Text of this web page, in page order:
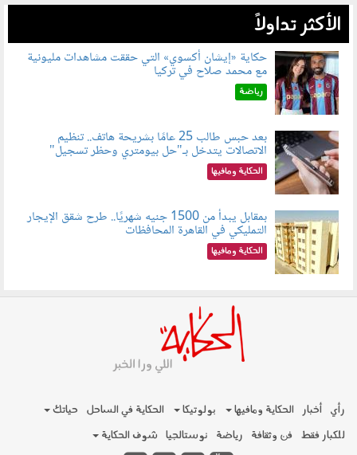
الأكثر تداولاً
080802.jpg
حكاية «إيشان أكسوي» التي حققت مشاهدات مليونية
مع محمد صلاح في تركيا
رياضة
080803.jpg
بعد حبس طالب 25 عامًا بشريحة هاتف.. تنظيم
الاتصالات يتدخل بـ"حل بيومتري وحظر تسجيل"
الحكاية ومافيها
080801.jpg
بمقابل يبدأ من 1500 جنيه شهريًا.. طرح شقق الإيجار
التمليكي في القاهرة المحافظات
الحكاية ومافيها
رأي أخبار الحكاية ومافيها بولوتيكا الحكاية في الساحل
حياتك
للكبار فقط فن وثقافة رياضة نوستالجيا شوف الحكاية